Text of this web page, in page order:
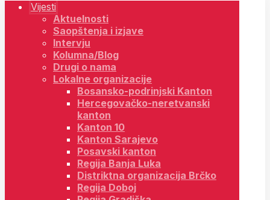
Vijesti
Aktuelnosti
Saopštenja i izjave
Intervju
Kolumna/Blog
Drugi o nama
Lokalne organizacije
Bosansko-podrinjski Kanton
Hercegovačko-neretvanski
kanton
Kanton 10
Kanton Sarajevo
Posavski kanton
Regija Banja Luka
Distriktna organizacija Brčko
Regija Doboj